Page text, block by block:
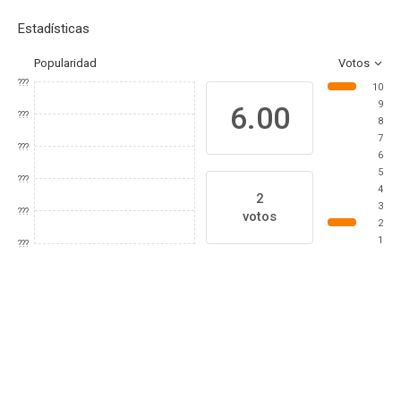
Estadísticas
Popularidad Votos
???
???
???
???
???
???
6.00
2
votos
10
9
8
7
6
5
4
3
2
1